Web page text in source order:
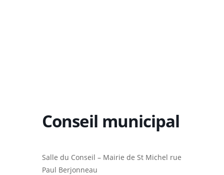
Conseil municipal
Salle du Conseil – Mairie de St Michel rue
Paul Berjonneau